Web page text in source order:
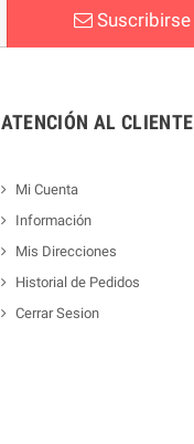
Suscribirse
ATENCIÓN AL CLIENTE
Mi Cuenta
Información
Mis Direcciones
Historial de Pedidos
Cerrar Sesion